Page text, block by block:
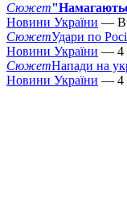
Сюжет
Новини України —
СюжетУдари по
Новини України — 4
СюжетНапади на
Новини України — 4